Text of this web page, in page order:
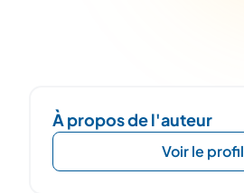
À propos de l'auteur
Voir le profil